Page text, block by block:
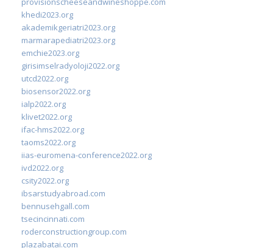
khedi2023.org
akademikgeriatri2023.org
marmarapediatri2023.org
emchie2023.org
girisimselradyoloji2022.org
utcd2022.org
biosensor2022.org
ialp2022.org
klivet2022.org
ifac-hms2022.org
taoms2022.org
iias-euromena-conference2022.org
ivd2022.org
csity2022.org
ibsarstudyabroad.com
bennusehgall.com
tsecincinnati.com
roderconstructiongroup.com
plazabatai.com